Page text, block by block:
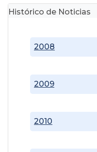
Histórico de Noticias
2008
2009
2010